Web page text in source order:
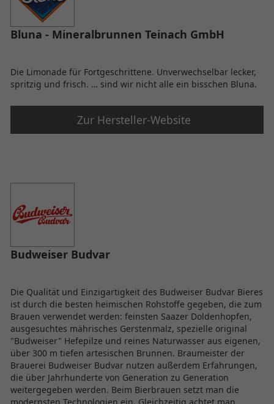
Bluna - Mineralbrunnen Teinach GmbH
Die Limonade für Fortgeschrittene. Unverwechselbar lecker,
spritzig und frisch. … sind wir nicht alle ein bisschen Bluna.
Zur Hersteller-Website
Budweiser Budvar
Die Qualität und Einzigartigkeit des Budweiser Budvar Bieres
ist durch die besten heimischen Rohstoffe gegeben, die zum
Brauen verwendet werden: feinsten Saazer Doldenhopfen,
ausgesuchtes mährisches Gerstenmalz, spezielle original
"Budweiser" Hefepilze und reines Naturwasser aus eigenen,
über 300 m tiefen artesischen Brunnen. Braumeister der
Brauerei Budweiser Budvar nutzen außerdem Erfahrungen,
die über Jahrhunderte von Generation zu Generation
weitergegeben werden. Beim Bierbrauen setzt man die